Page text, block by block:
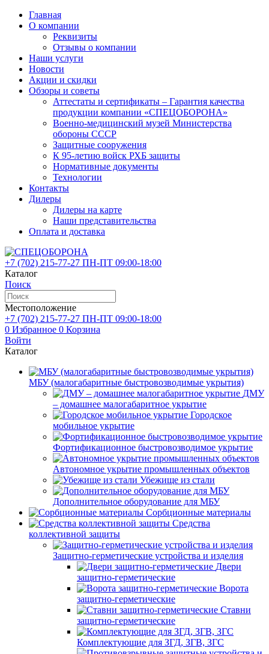
Главная
О компании
Реквизиты
Отзывы о компании
Наши услуги
Новости
Акции и скидки
Обзоры и советы
Аттестаты и сертификаты – Гарантия качества
продукции компании «СПЕЦОБОРОНА»
Военно-медицинский музей Министерства
обороны СССР
Защитные сооружения
К 95-летию войск РХБ защиты
Нормативные документы
Технологии
Контакты
Дилеры
Дилеры на карте
Наши представительства
Оплата и доставка
+7 (702) 215-77-27 ПН-ПТ 09:00-18:00
Каталог
Поиск
Местоположение
+7 (702) 215-77-27 ПН-ПТ 09:00-18:00
0 Избранное 0 Корзина
Войти
Каталог
МБУ (малогабаритные быстровозводимые укрытия)
ДМУ
– домашнее малогабаритное укрытие
Городское
мобильное укрытие
Фортификационное быстровозводимое укрытие
Автономное укрытие промышленных объектов
Убежище из стали
Дополнительное оборудование для МБУ
Сорбционные материалы
Средства
коллективной защиты
Защитно-герметические устройства и изделия
Двери
защитно-герметические
Ворота
защитно-герметические
Ставни
защитно-герметические
Комплектующие для ЗГД, ЗГВ, ЗГС